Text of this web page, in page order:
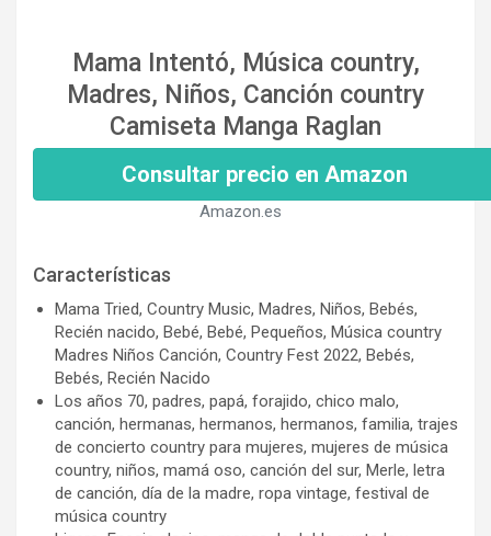
Mama Intentó, Música country,
Madres, Niños, Canción country
Camiseta Manga Raglan
Consultar precio en Amazon
Amazon.es
Características
Mama Tried, Country Music, Madres, Niños, Bebés,
Recién nacido, Bebé, Bebé, Pequeños, Música country
Madres Niños Canción, Country Fest 2022, Bebés,
Bebés, Recién Nacido
Los años 70, padres, papá, forajido, chico malo,
canción, hermanas, hermanos, hermanos, familia, trajes
de concierto country para mujeres, mujeres de música
country, niños, mamá oso, canción del sur, Merle, letra
de canción, día de la madre, ropa vintage, festival de
música country